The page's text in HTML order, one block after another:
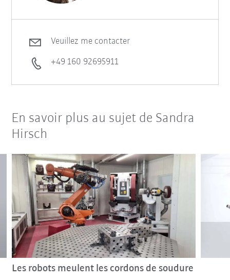
Veuillez me contacter
+49 160 92695911
En savoir plus au sujet de Sandra
Hirsch
Les robots meulent les cordons de soudure